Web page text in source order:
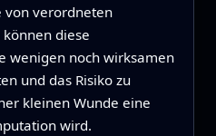
von verordneten
diese
wenigen noch wirksamen
und das Risiko zu
kleinen Wunde eine
wird.